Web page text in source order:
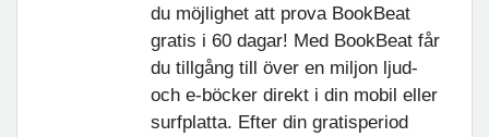
du möjlighet att prova BookBeat
gratis i 60 dagar! Med BookBeat får
du tillgång till över en miljon ljud-
och e-böcker direkt i din mobil eller
surfplatta. Efter din gratisperiod